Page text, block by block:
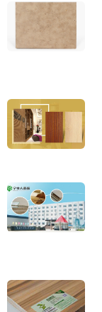
岩棉板一线品牌排行
PC板材一线品牌排
亚克力板一线品牌排
家具板一线品牌排行
木饰面板一线品牌排